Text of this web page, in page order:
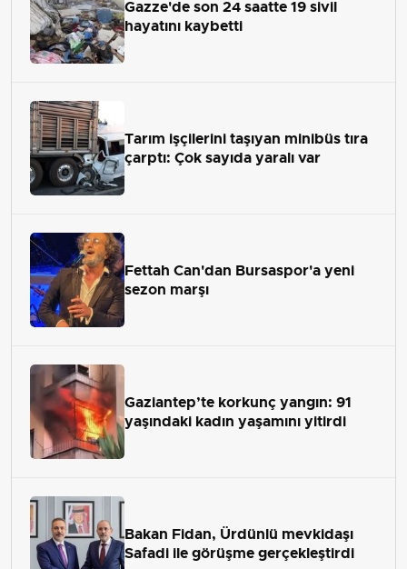
Gazze'de son 24 saatte 19 sivil
hayatını kaybetti
Tarım işçilerini taşıyan minibüs tıra
çarptı: Çok sayıda yaralı var
Fettah Can'dan Bursaspor'a yeni
sezon marşı
Gaziantep’te korkunç yangın: 91
yaşındaki kadın yaşamını yitirdi
Bakan Fidan, Ürdünlü mevkidaşı
Safadi ile görüşme gerçekleştirdi